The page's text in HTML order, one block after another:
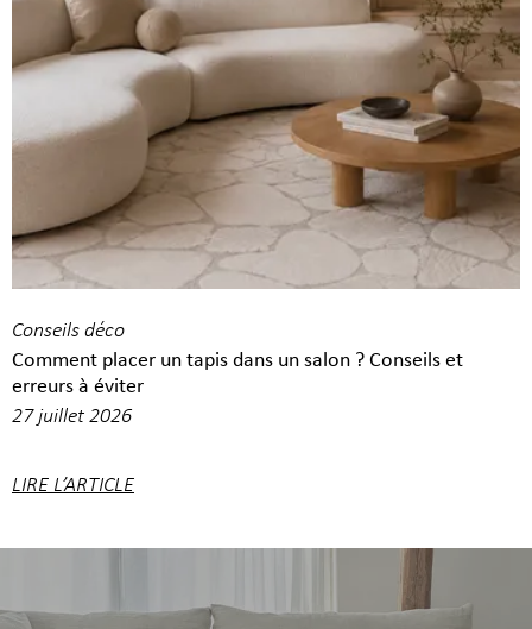
Conseils déco
Comment placer un tapis dans un salon ? Conseils et
erreurs à éviter
27 juillet 2026
LIRE L’ARTICLE